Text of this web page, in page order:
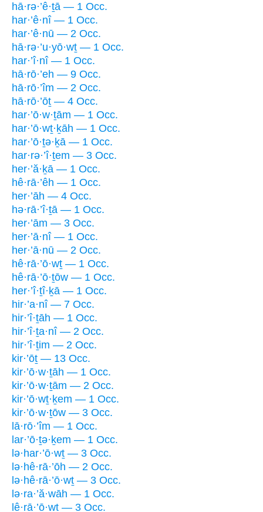
hā·rə·’ê·ṯā — 1 Occ.
har·’ê·nî — 1 Occ.
har·’ê·nū — 2 Occ.
hā·rə·’u·yō·wṯ — 1 Occ.
har·’î·nî — 1 Occ.
hā·rō·’eh — 9 Occ.
hā·rō·’îm — 2 Occ.
hā·rō·’ōṯ — 4 Occ.
har·’ō·w·ṯām — 1 Occ.
har·’ō·wṯ·ḵāh — 1 Occ.
har·’ō·ṯə·ḵā — 1 Occ.
har·rə·’î·ṯem — 3 Occ.
her·’ă·ḵā — 1 Occ.
hê·rā·’êh — 1 Occ.
her·’āh — 4 Occ.
hə·rā·’î·ṯā — 1 Occ.
her·’ām — 3 Occ.
her·’ā·nî — 1 Occ.
her·’ā·nū — 2 Occ.
hê·rā·’ō·wṯ — 1 Occ.
hê·rā·’ō·ṯōw — 1 Occ.
her·’î·ṯî·ḵā — 1 Occ.
hir·’a·nî — 7 Occ.
hir·’î·ṯāh — 1 Occ.
hir·’î·ṯa·nî — 2 Occ.
hir·’î·ṯim — 2 Occ.
kir·’ōṯ — 13 Occ.
kir·’ō·w·ṯāh — 1 Occ.
kir·’ō·w·ṯām — 2 Occ.
kir·’ō·wṯ·ḵem — 1 Occ.
kir·’ō·w·ṯōw — 3 Occ.
lā·rō·’îm — 1 Occ.
lar·’ō·ṯə·ḵem — 1 Occ.
lə·har·’ō·wṯ — 3 Occ.
lə·hê·rā·’ōh — 2 Occ.
lə·hê·rā·’ō·wṯ — 3 Occ.
lə·ra·’ă·wāh — 1 Occ.
lê·rā·’ō·wṯ — 3 Occ.